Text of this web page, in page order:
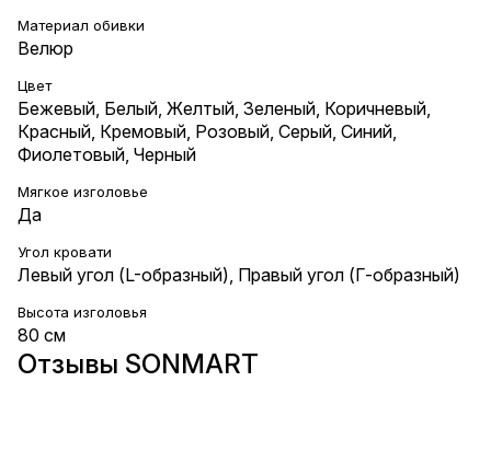
Материал обивки
Велюр
Цвет
Бежевый Белый Желтый Зеленый Коричневый
Красный Кремовый Розовый Серый Синий
Фиолетовый Черный
Мягкое изголовье
Да
Угол кровати
Левый угол (L-образный), Правый угол (Г-образный)
Высота изголовья
80 см
Отзывы SONMART